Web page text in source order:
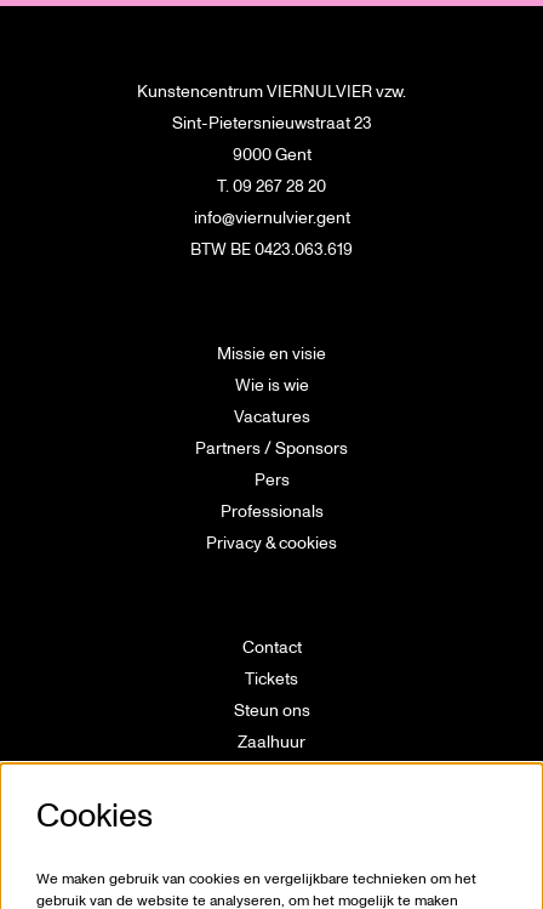
Kunstencentrum VIERNULVIER vzw.
Sint-Pietersnieuwstraat 23
9000 Gent
T. 09 267 28 20
info@viernulvier.gent
BTW BE 0423.063.619
Missie en visie
Wie is wie
Vacatures
Partners / Sponsors
Pers
Professionals
Privacy & cookies
Contact
Tickets
Steun ons
Zaalhuur
Huisregels
Klokkenluiderswet
Cookies
We maken gebruik van cookies en vergelijkbare technieken om het
gebruik van de website te analyseren, om het mogelijk te maken